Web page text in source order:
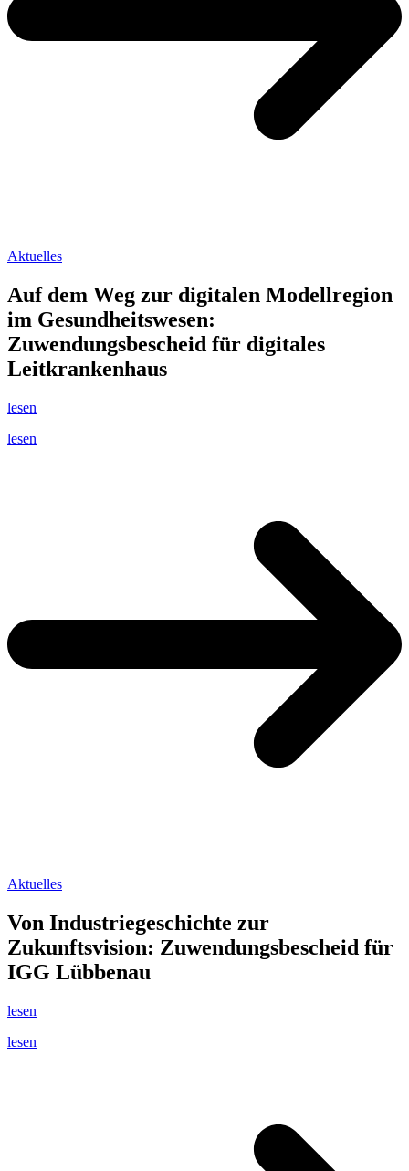
Aktuelles
Auf dem Weg zur digitalen Modellregion
im Gesundheitswesen:
Zuwendungsbescheid für digitales
Leitkrankenhaus
lesen
lesen
Aktuelles
Von Industriegeschichte zur
Zukunftsvision: Zuwendungsbescheid für
IGG Lübbenau
lesen
lesen